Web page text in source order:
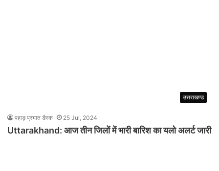
उत्तराखण्ड
पहाड़ प्रभात डैस्क 25 Jul, 2024
Uttarakhand: आज तीन जिलों में भारी बारिश का यलो अलर्ट जारी